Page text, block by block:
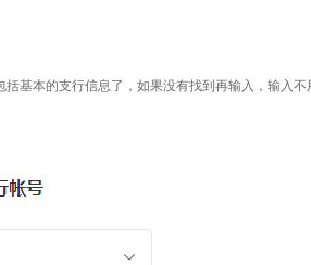
基本的支行信息了，如果没有找到再输入，输入不